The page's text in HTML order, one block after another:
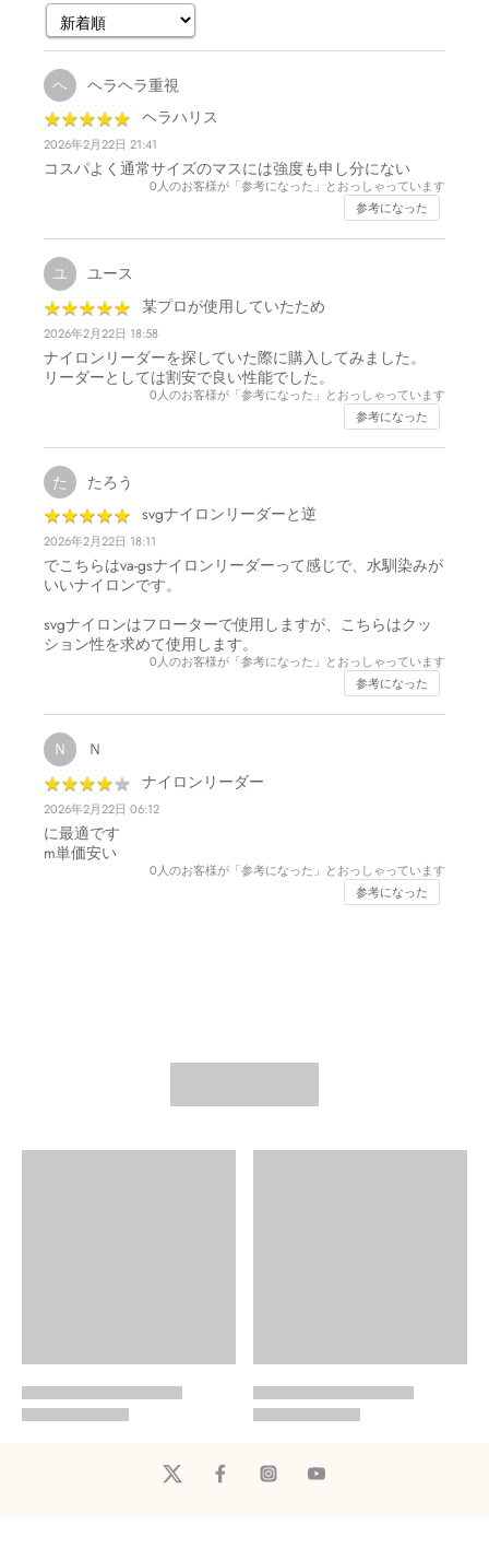
ヘ ヘラヘラ重視
★★★★★
★★★★★ ヘラハリス
2026年2月22日 21:41
コスパよく通常サイズのマスには強度も申し分にない
0人のお客様が「参考になった」とおっしゃっています
参考になった
ユ ユース
★★★★★
★★★★★ 某プロが使用していたため
2026年2月22日 18:58
ナイロンリーダーを探していた際に購入してみました。
リーダーとしては割安で良い性能でした。
0人のお客様が「参考になった」とおっしゃっています
参考になった
た たろう
★★★★★
★★★★★ svgナイロンリーダーと逆
2026年2月22日 18:11
でこちらはva-gsナイロンリーダーって感じで、水馴染みが
いいナイロンです。
svgナイロンはフローターで使用しますが、こちらはクッ
ション性を求めて使用します。
0人のお客様が「参考になった」とおっしゃっています
参考になった
Ｎ Ｎ
★★★★★
★★★★★ ナイロンリーダー
2026年2月22日 06:12
に最適です
m単価安い
0人のお客様が「参考になった」とおっしゃっています
参考になった